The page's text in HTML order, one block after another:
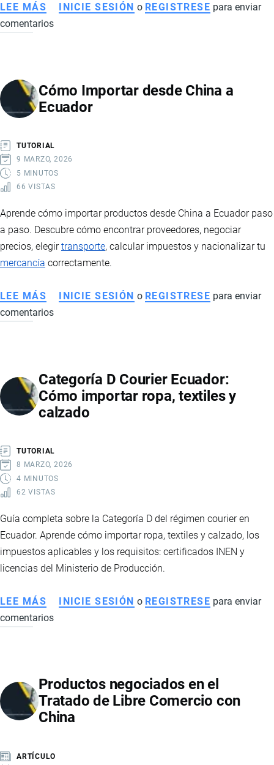
LEE MÁS SOBRE
CÓMO
JUGUETES
SEXUALES
PARA
ADULTOS
A
INICIE SESIÓN o REGISTRESE para enviar
comentarios
Cómo Importar desde China a
Ecuador
TUTORIAL
9 MARZO, 2026
5 MINUTOS
66 VISTAS
Aprende cómo importar productos desde China a Ecuador paso
a paso. Descubre cómo encontrar proveedores, negociar
precios, elegirtransporte, calcular impuestos y nacionalizar tu
mercancía correctamente.
LEE MÁS SOBRE
CÓMO
A
ECUADOR
INICIE SESIÓN o REGISTRESE para enviar
comentarios
Categoría D Courier Ecuador:
Cómo importar ropa, textiles y
calzado
TUTORIAL
8 MARZO, 2026
4 MINUTOS
62 VISTAS
Guía completa sobre la Categoría D del régimen courier en
Ecuador. Aprende cómo importar ropa, textiles y calzado, los
impuestos aplicables y los requisitos: certificados INEN y
licencias del Ministerio de Producción.
LEE MÁS SOBRE
CATEGORÍA
CÓMO
IMPORTAR
ROPA,
INICIE SESIÓN o REGISTRESE para enviar
comentarios
Productos negociados en el
Tratado de Libre Comercio con
China
ARTÍCULO